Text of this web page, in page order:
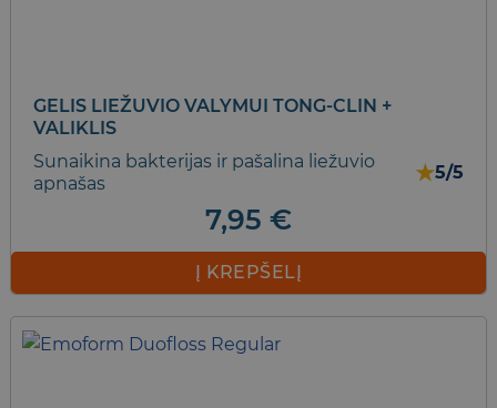
GELIS LIEŽUVIO VALYMUI TONG-CLIN +
VALIKLIS
Sunaikina bakterijas ir pašalina liežuvio
apnašas
★5/5
7,95 €
Į KREPŠELĮ